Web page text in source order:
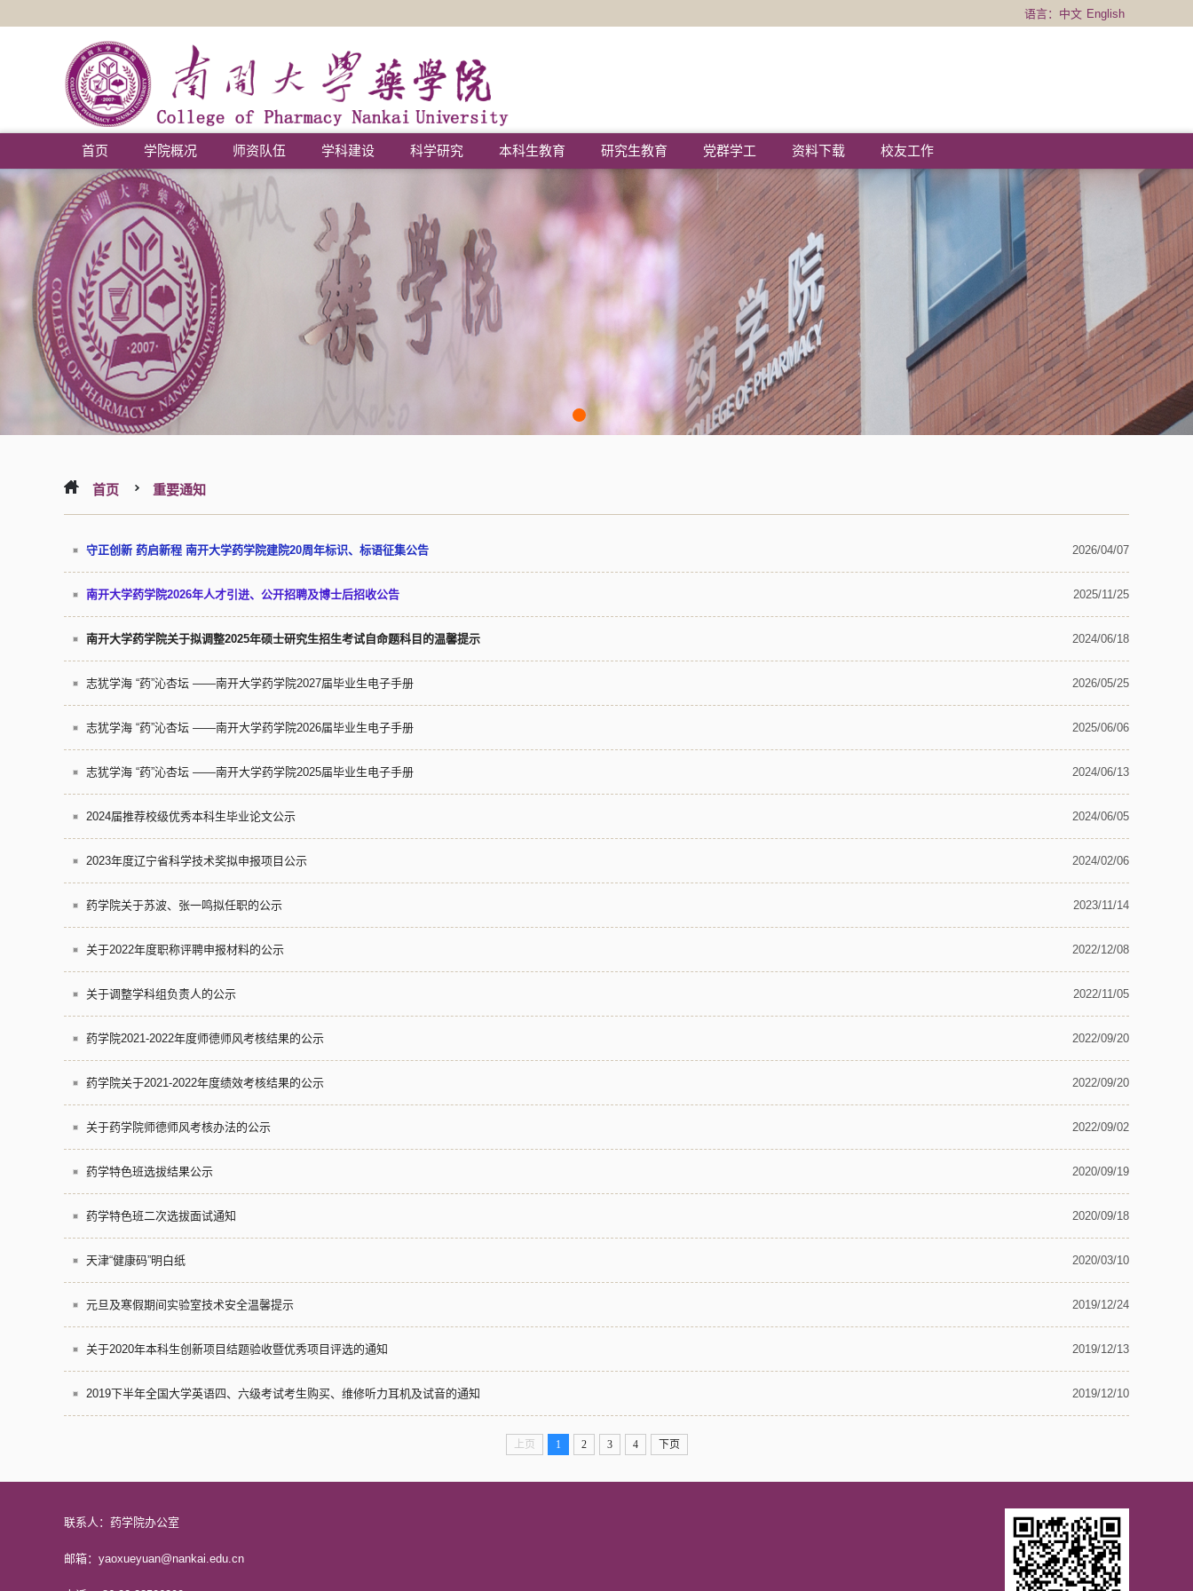
语言： 中文 English
首页 学院概况 师资队伍 学科建设 科学研究 本科生教育 研究生教育 党群学工 资料下载 校友工作
首页 重要通知
守正创新 药启新程 南开大学药学院建院20周年标识、标语征集公告 2026/04/07
南开大学药学院2026年人才引进、公开招聘及博士后招收公告 2025/11/25
南开大学药学院关于拟调整2025年硕士研究生招生考试自命题科目的温馨提示 2024/06/18
志犹学海 “药”沁杏坛 ——南开大学药学院2027届毕业生电子手册 2026/05/25
志犹学海 “药”沁杏坛 ——南开大学药学院2026届毕业生电子手册 2025/06/06
志犹学海 “药”沁杏坛 ——南开大学药学院2025届毕业生电子手册 2024/06/13
2024届推荐校级优秀本科生毕业论文公示 2024/06/05
2023年度辽宁省科学技术奖拟申报项目公示 2024/02/06
药学院关于苏波、张一鸣拟任职的公示 2023/11/14
关于2022年度职称评聘申报材料的公示 2022/12/08
关于调整学科组负责人的公示 2022/11/05
药学院2021-2022年度师德师风考核结果的公示 2022/09/20
药学院关于2021-2022年度绩效考核结果的公示 2022/09/20
关于药学院师德师风考核办法的公示 2022/09/02
药学特色班选拔结果公示 2020/09/19
药学特色班二次选拔面试通知 2020/09/18
天津“健康码”明白纸 2020/03/10
元旦及寒假期间实验室技术安全温馨提示 2019/12/24
关于2020年本科生创新项目结题验收暨优秀项目评选的通知 2019/12/13
2019下半年全国大学英语四、六级考试考生购买、维修听力耳机及试音的通知 2019/12/10
上页 1 2 3 4 下页
联系人：药学院办公室
邮箱：yaoxueyuan@nankai.edu.cn